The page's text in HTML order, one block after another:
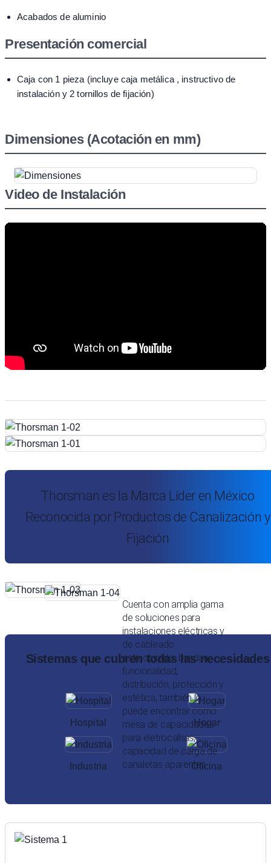
Acabados de aluminio
Presentación comercial
Caja con 1 pieza (incluye caja metálica , instructivo de
instalación y 2 tornillos de fijación)
Dimensiones (Acotación en mm)
Video de Instalación
Thorsman es la Marca Líder en México
Reconocida por Productos de Canalización y
Fijación
Cuenta con amplia gama
de soluciones para
instalaciones eléctricas y
de cableado
estructurado, brindan
funcionalidad,
distribución, protección y
estética, también lo
puede encontrar como:
mesa de capacidades
para eletrocalhas,
capacidad de carga de
canaletas aparentes.
Sistemas que cubren todas las necesidades
Hospital Hogar
Industria Oficina